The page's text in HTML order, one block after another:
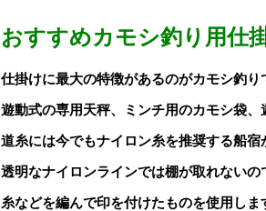
おすすめカモシ釣り用仕
仕掛けに最大の特徴があるのがカモシ釣り
遊動式の専用天秤、ミンチ用のカモシ袋、
道糸には今でもナイロン糸を推奨する船宿
透明なナイロンラインでは棚が取れない
糸などを編んで印を付けたものを使用しま